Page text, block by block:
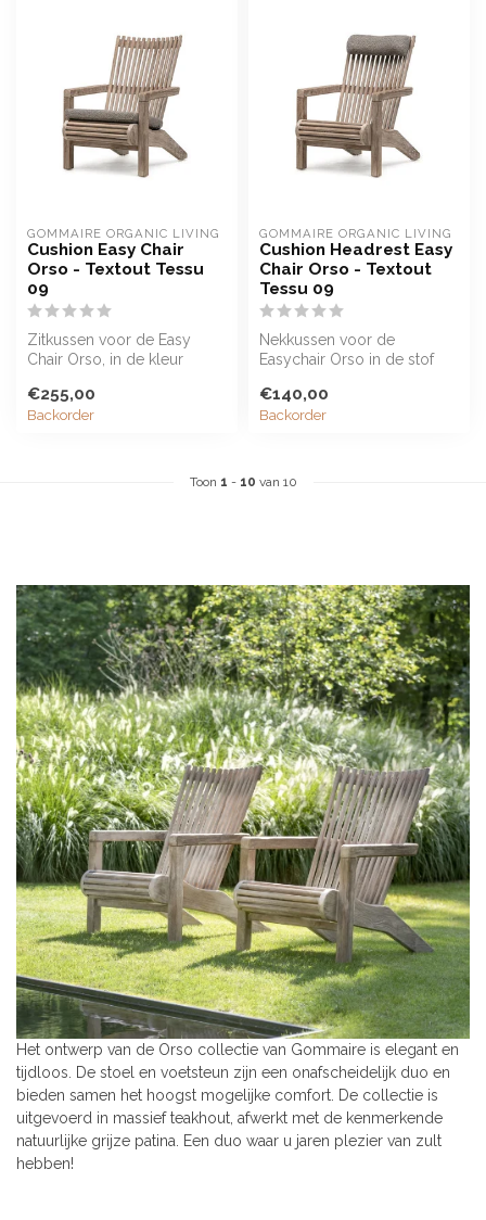
GOMMAIRE ORGANIC LIVING
Cushion Easy Chair
Orso - Textout Tessu
09
Zitkussen voor de Easy
Chair Orso, in de kleur
€255,00
Backorder
GOMMAIRE ORGANIC LIVING
Cushion Headrest Easy
Chair Orso - Textout
Tessu 09
Nekkussen voor de
Easychair Orso in de stof
€140,00
Backorder
Toon 1 - 10 van 10
Het ontwerp van de Orso collectie van Gommaire is elegant en
tijdloos. De stoel en voetsteun zijn een onafscheidelijk duo en
bieden samen het hoogst mogelijke comfort. De collectie is
uitgevoerd in massief teakhout, afwerkt met de kenmerkende
natuurlijke grijze patina. Een duo waar u jaren plezier van zult
hebben!